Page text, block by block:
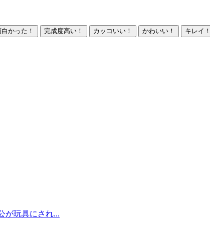
かった！ 完成度高い！ カッコいい！ かわいい！ キレイ！
が玩具にされ...